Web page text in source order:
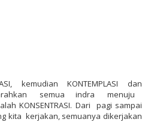
kemudian KONTEMPLASI dan
semua indra menuju
Dari pagi sampai
kita kerjakan, semuanya dikerjakan